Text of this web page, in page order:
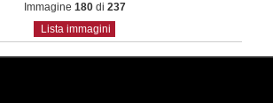
Immagine 180di 237
Lista immagini